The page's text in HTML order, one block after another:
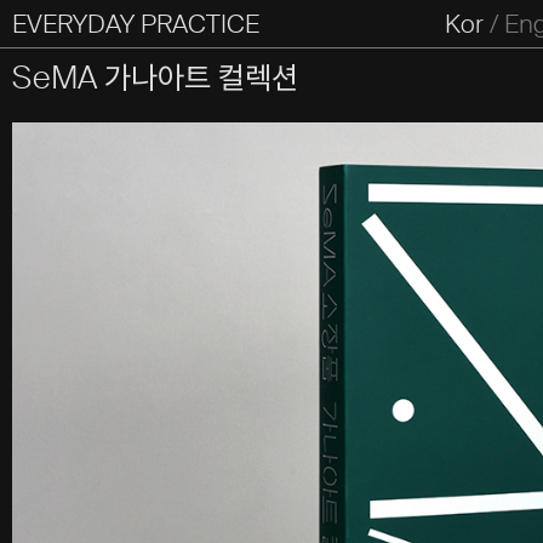
EVERYDAY PRACTICE
일상의실천 Kor/
All Types Graphic Editorial
SeMA 가나아트 컬렉션